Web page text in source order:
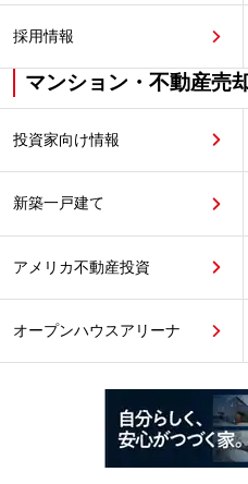
採用情報
マンション・不動産売
投資家向け情報
新築一戸建て
アメリカ不動産投資
オープンハウスアリーナ